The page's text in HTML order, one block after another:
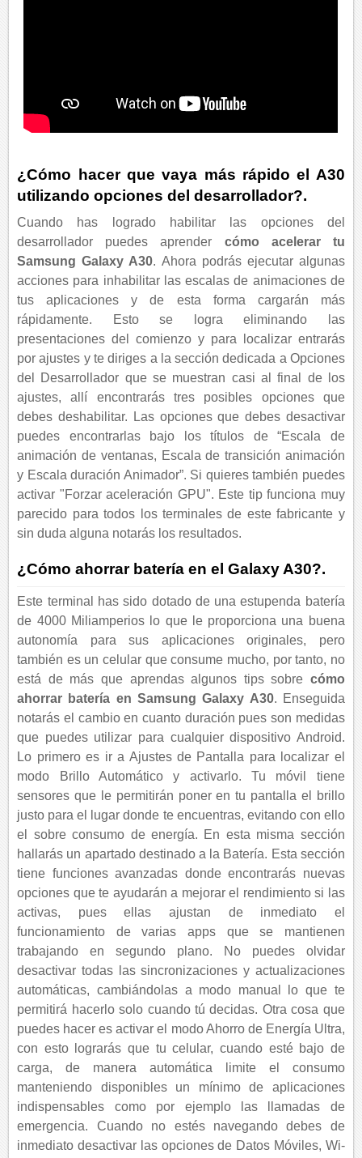
¿Cómo hacer que vaya más rápido el A30
utilizando opciones del desarrollador?.
Cuando has logrado habilitar las opciones del
desarrollador puedes aprender cómo acelerar tu
Samsung Galaxy A30. Ahora podrás ejecutar algunas
acciones para inhabilitar las escalas de animaciones de
tus aplicaciones y de esta forma cargarán más
rápidamente. Esto se logra eliminando las
presentaciones del comienzo y para localizar entrarás
por ajustes y te diriges a la sección dedicada a Opciones
del Desarrollador que se muestran casi al final de los
ajustes, allí encontrarás tres posibles opciones que
debes deshabilitar. Las opciones que debes desactivar
puedes encontrarlas bajo los títulos de “Escala de
animación de ventanas, Escala de transición animación
y Escala duración Animador”. Si quieres también puedes
activar "Forzar aceleración GPU". Este tip funciona muy
parecido para todos los terminales de este fabricante y
sin duda alguna notarás los resultados.
¿Cómo ahorrar batería en el Galaxy A30?.
Este terminal has sido dotado de una estupenda batería
de 4000 Miliamperios lo que le proporciona una buena
autonomía para sus aplicaciones originales, pero
también es un celular que consume mucho, por tanto, no
está de más que aprendas algunos tips sobre cómo
ahorrar batería en Samsung Galaxy A30. Enseguida
notarás el cambio en cuanto duración pues son medidas
que puedes utilizar para cualquier dispositivo Android.
Lo primero es ir a Ajustes de Pantalla para localizar el
modo Brillo Automático y activarlo. Tu móvil tiene
sensores que le permitirán poner en tu pantalla el brillo
justo para el lugar donde te encuentras, evitando con ello
el sobre consumo de energía. En esta misma sección
hallarás un apartado destinado a la Batería. Esta sección
tiene funciones avanzadas donde encontrarás nuevas
opciones que te ayudarán a mejorar el rendimiento si las
activas, pues ellas ajustan de inmediato el
funcionamiento de varias apps que se mantienen
trabajando en segundo plano. No puedes olvidar
desactivar todas las sincronizaciones y actualizaciones
automáticas, cambiándolas a modo manual lo que te
permitirá hacerlo solo cuando tú decidas. Otra cosa que
puedes hacer es activar el modo Ahorro de Energía Ultra,
con esto lograrás que tu celular, cuando esté bajo de
carga, de manera automática limite el consumo
manteniendo disponibles un mínimo de aplicaciones
indispensables como por ejemplo las llamadas de
emergencia. Cuando no estés navegando debes de
inmediato desactivar las opciones de Datos Móviles, Wi-